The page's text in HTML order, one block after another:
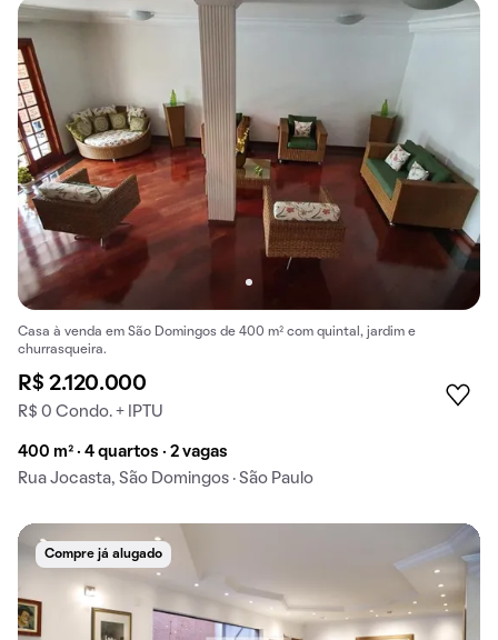
Casa à venda em São Domingos de 400 m² com quintal, jardim e
churrasqueira.
R$ 2.120.000
R$ 0 Condo. + IPTU
400 m² · 4 quartos · 2 vagas
Rua Jocasta, São Domingos · São Paulo
Compre já alugado